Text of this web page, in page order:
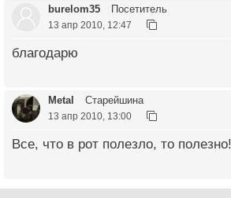
burelom35 Посетитель
13 апр 2010, 12:47
благодарю
Metal Старейшина
13 апр 2010, 13:00
Все, что в рот полезло, то